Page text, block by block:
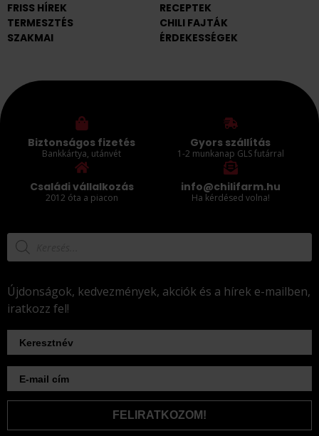
FRISS HÍREK
RECEPTEK
TERMESZTÉS
CHILI FAJTÁK
SZAKMAI
ÉRDEKESSÉGEK
Biztonságos fizetés
Bankkártya, utánvét
Gyors szállítás
1-2 munkanap GLS futárral
Családi vállalkozás
2012 óta a piacon
info@chilifarm.hu
Ha kérdésed volna!
Újdonságok, kedvezmények, akciók és a hírek e-mailben,
iratkozz fel!
FELIRATKOZOM!